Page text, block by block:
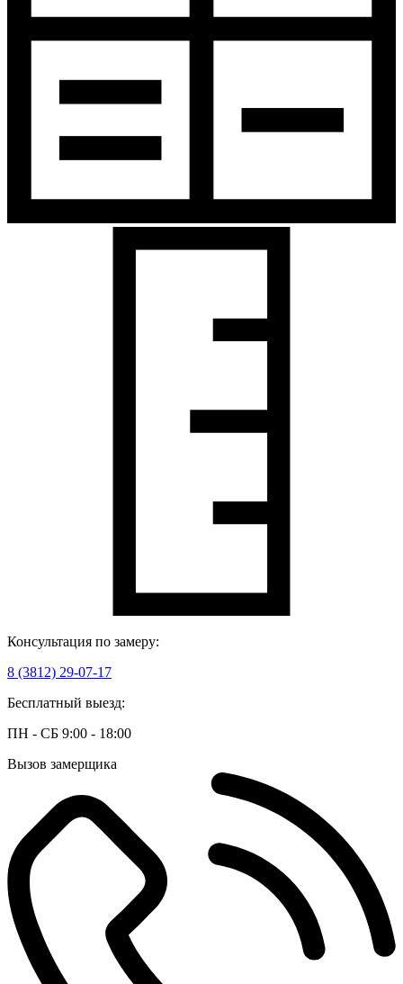
Консультация по замеру:
8 (3812) 29-07-17
Бесплатный выезд:
ПН - СБ 9:00 - 18:00
Вызов замерщика